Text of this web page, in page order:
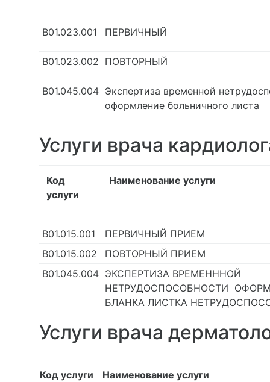
В01.023.001 ПЕРВИЧНЫЙ
В01.023.002 ПОВТОРНЫЙ
В01.045.004 Экспертиза временной
оформление больничного листа
Услуги врача
Код
услуги
Наименование услуги
В01.015.001
ПЕРВИЧНЫЙ ПРИЕМ
В01.015.002
ПОВТОРНЫЙ ПРИЕМ
В01.045.004 ЭКСПЕРТИЗА ВРЕМЕНННОЙ
НЕТРУДОСПОСОБНОСТИ
БЛАНКА ЛИСТКА
Услуги врача
Код услуги Наименование услуги